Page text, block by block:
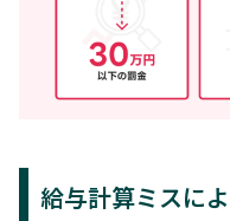
給与計算ミスに